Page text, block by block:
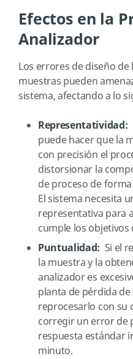
Efectos en la
Analizador
Los errores de diseño
muestras pueden
sistema, afectando a lo
Representatividad:
puede hacer que la
con precisión el
distorsionar la
de proceso de
El sistema necesita
representativa para
cumple los objetivos
Puntualidad: Si el
la muestra y la
analizador es
planta de pérdida
reprocesarlo con su
corregir un error de
respuesta estándar
minuto.